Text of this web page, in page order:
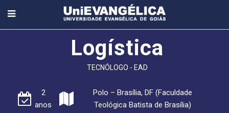
Logística
TECNÓLOGO - EAD
2
anos
Polo – Brasília, DF (Faculdade
Teológica Batista de Brasília)